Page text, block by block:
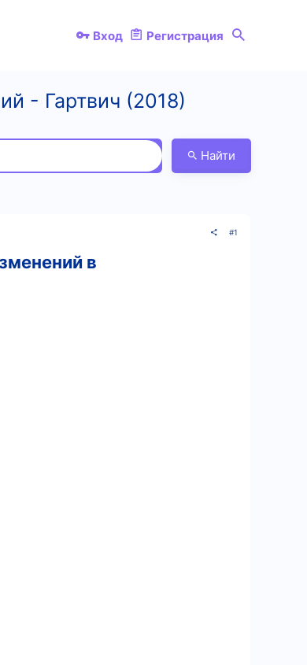
Вход Регистрация
- Гартвич (2018)
Найти
#1
в